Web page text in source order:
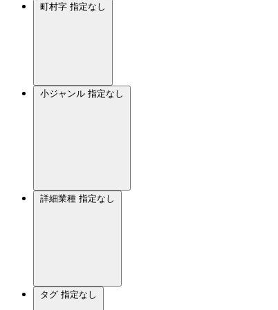
町村字 指定なし
小ジャンル 指定なし
詳細業種 指定なし
タグ 指定なし